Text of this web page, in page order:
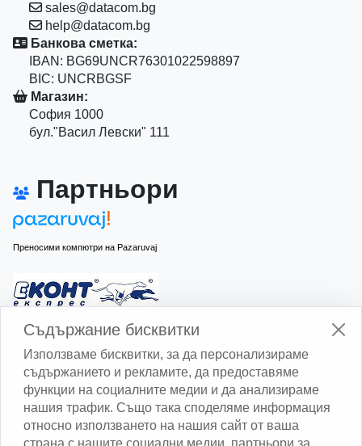
sales@datacom.bg
help@datacom.bg
Банкова сметка:
IBAN: BG69UNCR76301022598897
BIC: UNCRBGSF
Магазин:
София 1000
бул."Васил Левски" 111
Партньори
Преносими компютри на Pazaruvaj
Изчисли доставката с Еконт
Изчисли доставката със Спиди
Съдържание бисквитки
Използваме бисквитки, за да персонализираме
съдържанието и рекламите, да предоставяме
функции на социалните медии и да анализираме
нашия трафик. Също така споделяме информация
относно използването на нашия сайт от ваша
страна с нашите социални медии, партньори за